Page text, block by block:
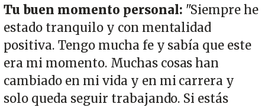
Tu buen momento personal: "Siempre he
estado tranquilo y con mentalidad
positiva. Tengo mucha fe y sabía que este
era mi momento. Muchas cosas han
cambiado en mi vida y en mi carrera y
solo queda seguir trabajando. Si estás